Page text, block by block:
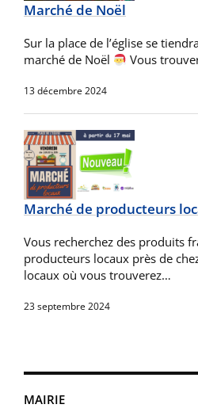
MAIRIE
Marché de Noël
Sur la place de l’église se
marché de Noël
Vous
13 décembre 2024
Marché de producteurs
Vous recherchez des produits
producteurs locaux près de
locaux où vous trouverez…
23 septembre 2024